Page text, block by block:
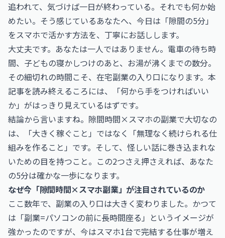
追われて、気づけば一日が終わっている。それでも何か始
めたい。そう感じているあなたへ、今日は「隙間の5分」
をスマホで活かす方法を、丁寧にお話しします。
大丈夫です。あなたは一人ではありません。電車の待ち時
間、子どもの寝かしつけのあと、お湯が沸くまでの数分。
その細切れの時間こそ、在宅副業の入り口になります。本
記事を読み終えるころには、「何から手をつければいい
か」がはっきり見えているはずです。
結論から言いますね。隙間時間×スマホの副業で大切なの
は、「大きく稼ぐこと」ではなく「無理なく続けられる仕
組みを作ること」です。そして、怪しい話に巻き込まれな
いための目を持つこと。この2つさえ押さえれば、あなた
の5分は確かな一歩になります。
なぜ今「隙間時間×スマホ副業」が注目されているのか
ここ数年で、副業の入り口は大きく変わりました。かつて
は「副業=パソコンの前に長時間座る」というイメージが
強かったのですが、今はスマホ1台で完結する仕事が増え